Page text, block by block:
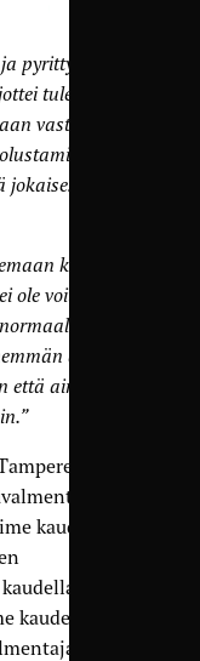
pyritty
tule turhia
vastaan.
on
koko
voitu
aikaa
ainakin se
kaudella
TPV:tä
kauden
ja